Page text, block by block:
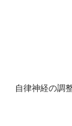
自律神経の調